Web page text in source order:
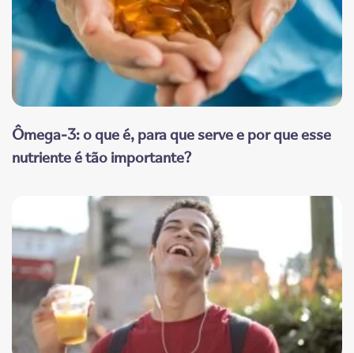
Ômega-3: o que é, para que serve e por que esse
nutriente é tão importante?